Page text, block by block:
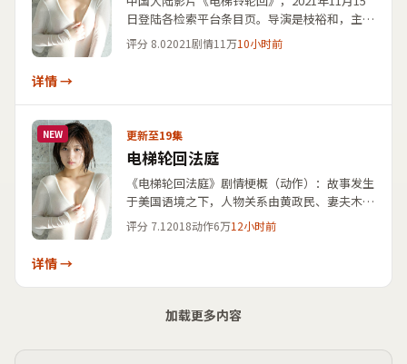
日登陆各检索平台条目页。导演是枝裕和，主演
雷佳音、松坂桃李、孔刘、堺雅人。影片类型标
注为剧情，剧情围绕一场看似日常的相遇展开后
评分 8.02021剧情11万10小时前
详情 →
NEW 更新至19集
电梯轮回法庭
《电梯轮回法庭》剧情梗概（动作）：故事发生
于美国语境之下，人物关系由黄政民、妻夫木
聪、染谷将太呈现，导演新海诚总体把控。依据
登记信息，本片上映时间为2018年2月16日，上
影视大全免费点播词库交叉比对。
评分 7.1 2018动作6万12小时前
详情 →
加载更多内容